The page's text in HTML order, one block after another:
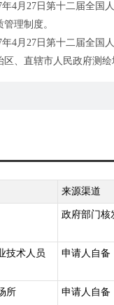
4月27日第十二届全
理制度。
4月27日第十二届全
、直辖市人民政府测
来源渠道
政府部门核
技术人员
申请人自备
所 申请人自备